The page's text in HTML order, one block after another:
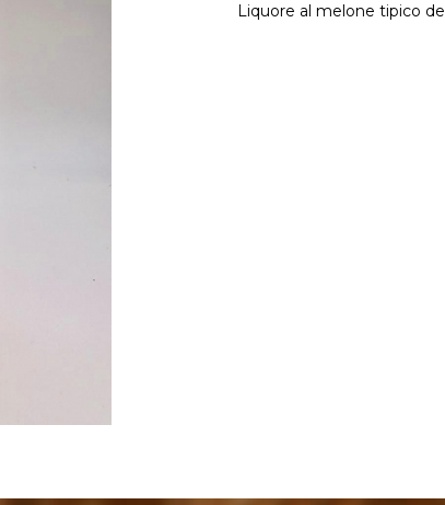
Liquore al melone tipico